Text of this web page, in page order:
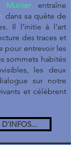
Munierentraîne
dans sa quête de
Il l’initie à l’art
des traces et
pour entrevoir les
sommets habités
les deux
sur notre
et célèbrent
D'INFOS...